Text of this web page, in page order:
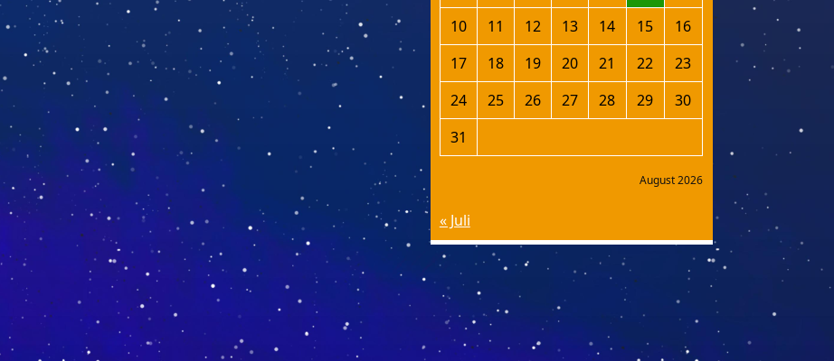
August 2026
10
11 12 13 14 15
16
17
18 19 20 21 22
23
24
25 26 27 28 29
30
31
« Juli